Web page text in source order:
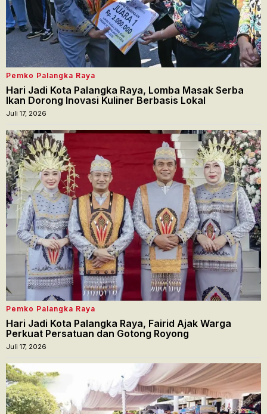
Pemko Palangka Raya
Hari Jadi Kota Palangka Raya, Lomba Masak Serba
Ikan Dorong Inovasi Kuliner Berbasis Lokal
Juli 17, 2026
Pemko Palangka Raya
Hari Jadi Kota Palangka Raya, Fairid Ajak Warga
Perkuat Persatuan dan Gotong Royong
Juli 17, 2026